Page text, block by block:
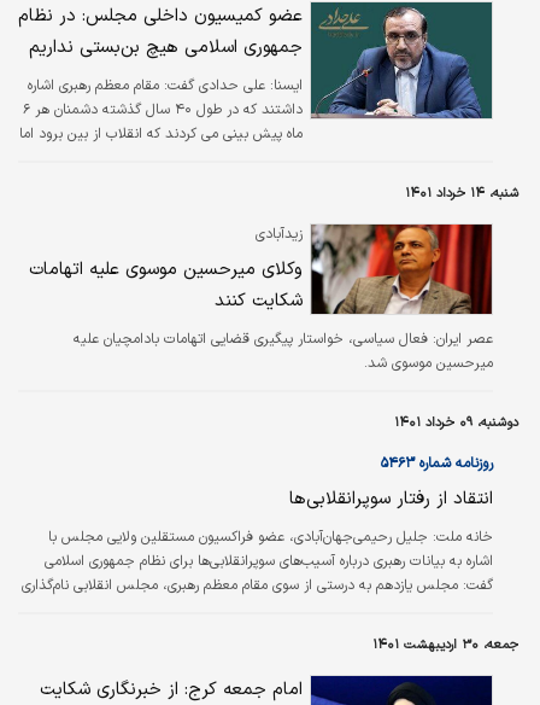
عضو کمیسیون داخلی مجلس: در نظام
جمهوری اسلامی هیچ بن‌بستی نداریم
ايسنا: علی حدادی گفت: مقام معظم رهبری اشاره
داشتند که در طول ۴۰ سال گذشته دشمنان هر ۶
ماه پیش بینی می کردند که انقلاب از بین برود اما
شنبه، ۱۴ خرداد ۱۴۰۱
زیدآبادی
وکلای میرحسین موسوی علیه اتهامات
شکایت کنند
عصر ایران: فعال سیاسی، خواستار پیگیری قضایی اتهامات بادامچیان علیه
میرحسین موسوی شد.
دوشنبه، ۰۹ خرداد ۱۴۰۱
روزنامه شماره ۵۴۶۳
انتقاد از رفتار سوپرانقلابی‌ها
خانه ملت: جلیل رحیمی‌جهان‌آبادی، ‌عضو فراکسیون مستقلین ولایی مجلس با
اشاره به بیانات رهبری درباره آسیب‌های سوپرانقلابی‌ها برای نظام جمهوری اسلامی
گفت: مجلس یازدهم به درستی از سوی مقام معظم رهبری، مجلس انقلابی نام‌گذاری
سمت رفتارهای تند و شعارهایی است که امکان اجرا ندارد یا نظام را دچار آسیب
خواهد کرد. وی در ادامه اظهار کرد: رهبری در مورد آسیب‌های اساسی که برخی به
اسم انقلاب ممکن است به کشور بزنند، تذکر دادند. در حوزه سیاست خارجی هم…
جمعه، ۳۰ اردیبهشت ۱۴۰۱
امام جمعه کرج: از خبرنگاری شکایت